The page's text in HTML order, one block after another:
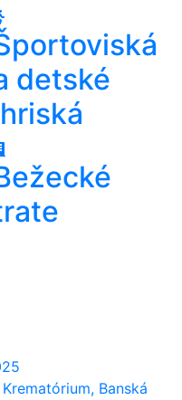
detské
Banská